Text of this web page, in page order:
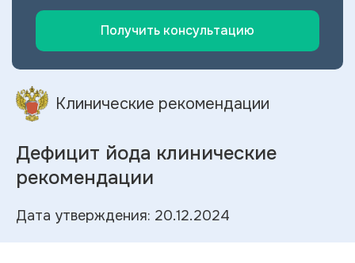
Получить консультацию
Клинические рекомендации
Дефицит йода клинические
рекомендации
Дата утверждения: 20.12.2024